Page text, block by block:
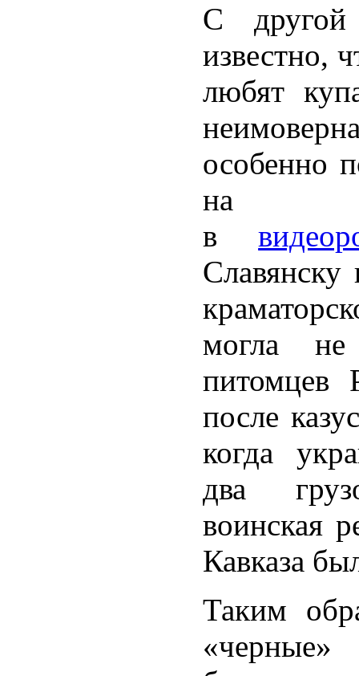
С
известно,
любят
особенно
на
в
Славянску
могла
питомцев
после
когда
два
воинская
Кавказа
Таким